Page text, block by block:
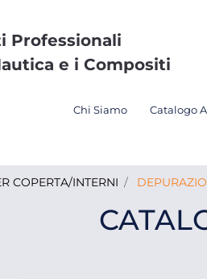
Professionali
e i Compositi
Chi Siamo Catalogo
COPERTA/INTERNI